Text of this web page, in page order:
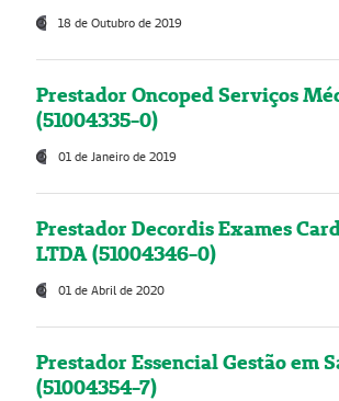
18 de Outubro de 2019
Prestador Oncoped Serviços
(51004335-0)
01 de Janeiro de 2019
Prestador Decordis Exames
LTDA (51004346-0)
01 de Abril de 2020
Prestador Essencial Gestão em
(51004354-7)